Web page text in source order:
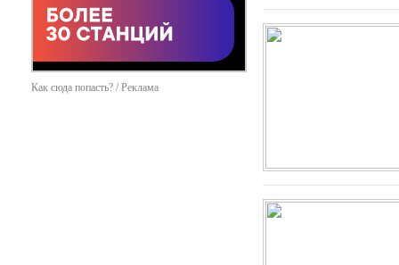
Как сюда попасть? / Реклама